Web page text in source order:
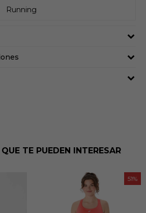
Running
TE PUEDEN INTERESAR
51